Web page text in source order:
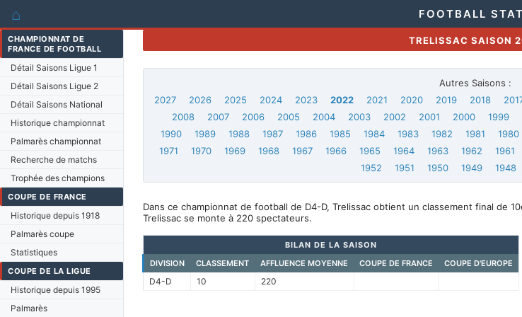
⌂ FOOTBALL
CHAMPIONNAT DE
FRANCE DE FOOTBALL
Détail Saisons Ligue 1
Détail Saisons Ligue 2
Détail Saisons National
Historique championnat
Palmarès championnat
Recherche de matchs
Trophée des champions
COUPE DE FRANCE
Historique depuis 1918
Palmarès coupe
Statistiques
COUPE DE LA LIGUE
Historique depuis 1995
Palmarès
TRELISSAC SAISON
Autres Saisons :
2027
2026 2025 2024 2023 2022 2021 2020 2019 2018
2008
2007 2006 2005 2004 2003 2002 2001 2000 1999
1990
1989 1988 1987 1986 1985 1984 1983 1982 1981 1980
1971
1970 1969 1968 1967 1966 1965 1964 1963 1962 1961
1952
1951 1950 1949 1948
Dans ce championnat de football de D4-D, Trelissac obtient un classement final de
Trelissac se monte à 220 spectateurs.
BILAN DE LA SAISON
DIVISION
CLASSEMENT AFFLUENCE MOYENNE COUPE DE FRANCE COUPE D'EUROPE
D4-D 10 220